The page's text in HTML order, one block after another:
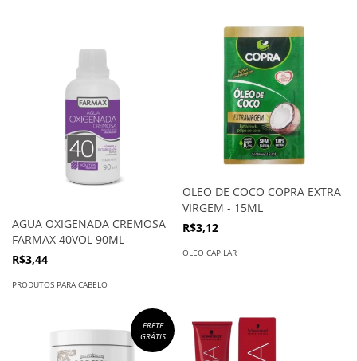
AGUA OXIGENADA CREMOSA
FARMAX 40VOL 90ML
R$3,44
PRODUTOS PARA CABELO
OLEO DE COCO COPRA EXTRA
VIRGEM - 15ML
R$3,12
ÓLEO CAPILAR
FRETE
GRÁTIS